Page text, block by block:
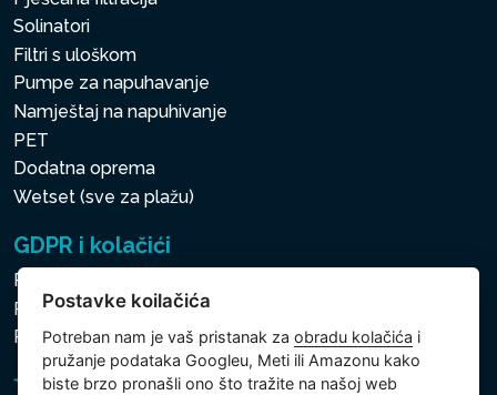
Solinatori
Filtri s uloškom
Pumpe za napuhavanje
Namještaj na napuhivanje
PET
Dodatna oprema
Wetset (sve za plažu)
GDPR i kolačići
Pravila zaštite osobnih i drugih obrađivanih podataka
Politika kolačića
Postavke koilačića
Postavke koilačića
Potreban nam je vaš pristanak zaobradu kolačića i
pružanje podataka Googleu, Meti ili Amazonu kako
biste brzo pronašli ono što tražite na našoj web